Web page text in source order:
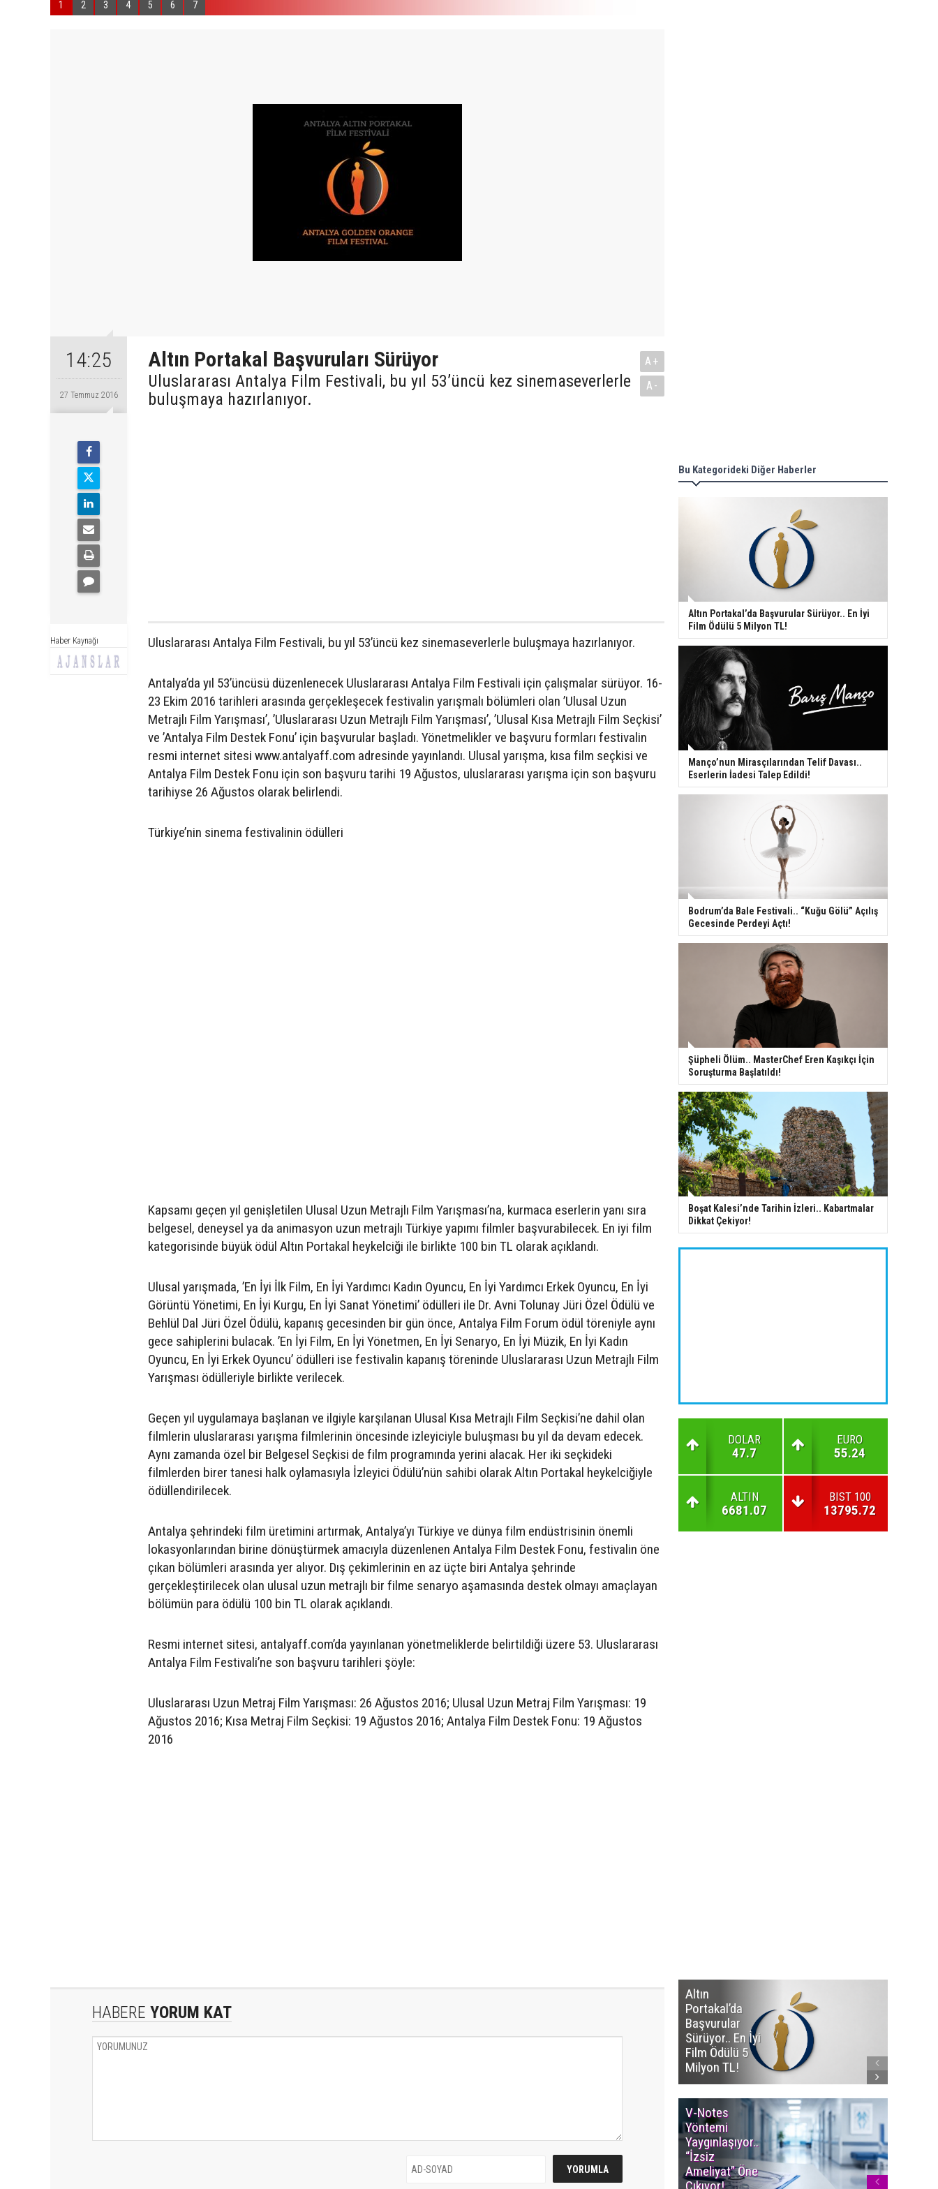
1 2 3 4 5 6 7
14:25
27 Temmuz 2016
Haber Kaynağı
Altın Portakal Başvuruları Sürüyor
Uluslararası Antalya Film Festivali, bu yıl 53’üncü kez sinemaseverlerle
buluşmaya hazırlanıyor.
A+
A-
Uluslararası Antalya Film Festivali, bu yıl 53’üncü kez sinemaseverlerle buluşmaya hazırlanıyor.
Antalya’da yıl 53’üncüsü düzenlenecek Uluslararası Antalya Film Festivali için çalışmalar sürüyor. 16-
23 Ekim 2016 tarihleri arasında gerçekleşecek festivalin yarışmalı bölümleri olan ’Ulusal Uzun
Metrajlı Film Yarışması’, ’Uluslararası Uzun Metrajlı Film Yarışması’, ’Ulusal Kısa Metrajlı Film Seçkisi’
ve ’Antalya Film Destek Fonu’ için başvurular başladı. Yönetmelikler ve başvuru formları festivalin
resmi internet sitesi www.antalyaff.com adresinde yayınlandı. Ulusal yarışma, kısa film seçkisi ve
Antalya Film Destek Fonu için son başvuru tarihi 19 Ağustos, uluslararası yarışma için son başvuru
tarihiyse 26 Ağustos olarak belirlendi.
Türkiye’nin sinema festivalinin ödülleri
Kapsamı geçen yıl genişletilen Ulusal Uzun Metrajlı Film Yarışması’na, kurmaca eserlerin yanı sıra
belgesel, deneysel ya da animasyon uzun metrajlı Türkiye yapımı filmler başvurabilecek. En iyi film
kategorisinde büyük ödül Altın Portakal heykelciği ile birlikte 100 bin TL olarak açıklandı.
Ulusal yarışmada, ’En İyi İlk Film, En İyi Yardımcı Kadın Oyuncu, En İyi Yardımcı Erkek Oyuncu, En İyi
Görüntü Yönetimi, En İyi Kurgu, En İyi Sanat Yönetimi’ ödülleri ile Dr. Avni Tolunay Jüri Özel Ödülü ve
Behlül Dal Jüri Özel Ödülü, kapanış gecesinden bir gün önce, Antalya Film Forum ödül töreniyle aynı
gece sahiplerini bulacak. ’En İyi Film, En İyi Yönetmen, En İyi Senaryo, En İyi Müzik, En İyi Kadın
Oyuncu, En İyi Erkek Oyuncu’ ödülleri ise festivalin kapanış töreninde Uluslararası Uzun Metrajlı Film
Yarışması ödülleriyle birlikte verilecek.
Geçen yıl uygulamaya başlanan ve ilgiyle karşılanan Ulusal Kısa Metrajlı Film Seçkisi’ne dahil olan
filmlerin uluslararası yarışma filmlerinin öncesinde izleyiciyle buluşması bu yıl da devam edecek.
Aynı zamanda özel bir Belgesel Seçkisi de film programında yerini alacak. Her iki seçkideki
filmlerden birer tanesi halk oylamasıyla İzleyici Ödülü’nün sahibi olarak Altın Portakal heykelciğiyle
ödüllendirilecek.
Antalya şehrindeki film üretimini artırmak, Antalya’yı Türkiye ve dünya film endüstrisinin önemli
lokasyonlarından birine dönüştürmek amacıyla düzenlenen Antalya Film Destek Fonu, festivalin öne
çıkan bölümleri arasında yer alıyor. Dış çekimlerinin en az üçte biri Antalya şehrinde
gerçekleştirilecek olan ulusal uzun metrajlı bir filme senaryo aşamasında destek olmayı amaçlayan
bölümün para ödülü 100 bin TL olarak açıklandı.
Resmi internet sitesi, antalyaff.com’da yayınlanan yönetmeliklerde belirtildiği üzere 53. Uluslararası
Antalya Film Festivali’ne son başvuru tarihleri şöyle:
Uluslararası Uzun Metraj Film Yarışması: 26 Ağustos 2016; Ulusal Uzun Metraj Film Yarışması: 19
Ağustos 2016; Kısa Metraj Film Seçkisi: 19 Ağustos 2016; Antalya Film Destek Fonu: 19 Ağustos
2016
HABERE YORUM KAT
Bu Kategorideki Diğer Haberler
Altın Portakal’da Başvurular Sürüyor.. En İyi
Film Ödülü 5 Milyon TL!
Manço’nun Mirasçılarından Telif Davası..
Eserlerin İadesi Talep Edildi!
Bodrum’da Bale Festivali.. “Kuğu Gölü” Açılış
Gecesinde Perdeyi Açtı!
Şüpheli Ölüm.. MasterChef Eren Kaşıkçı İçin
Soruşturma Başlatıldı!
Boşat Kalesi’nde Tarihin İzleri.. Kabartmalar
Dikkat Çekiyor!
DOLAR
47.7
EURO
55.24
ALTIN
6681.07
BIST 100
13795.72
Altın
Portakal’da
Başvurular
Sürüyor.. En İyi
Film Ödülü 5
Milyon TL!
V-Notes
Yöntemi
Yaygınlaşıyor..
“İzsiz
Ameliyat” Öne